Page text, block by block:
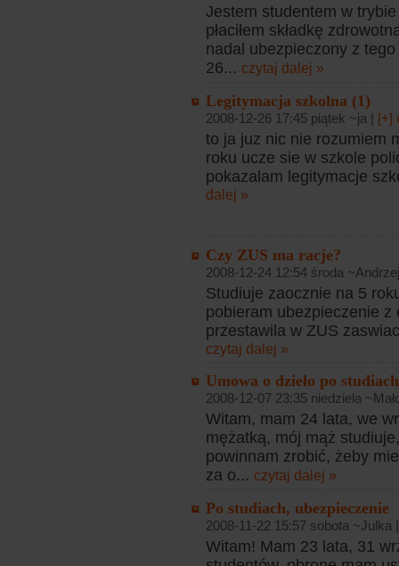
Jestem studentem w
płaciłem składkę
nadal ubezpieczony z
26... czytaj dalej »
Legitymacja szkolna (1)
2008-12-26 17:45 piątek ~ja | [+]
to ja juz nic nie rozumiem
roku ucze sie w szkole
pokazalam legitymacje
dalej »
Czy ZUS ma racje?
2008-12-24 12:54 środa
Studiuje zaocznie na 5
pobieram ubezpieczenie
przestawila w ZUS
czytaj dalej »
Umowa o dzieło po studiach
2008-12-07 23:35 niedziela
Witam, mam 24 lata, we
mężatką, mój mąż
powinnam zrobić, żeby
za o... czytaj dalej »
Po studiach, ubezpieczenie
2008-11-22 15:57 sobota ~Julka
Witam! Mam 23 lata, 31